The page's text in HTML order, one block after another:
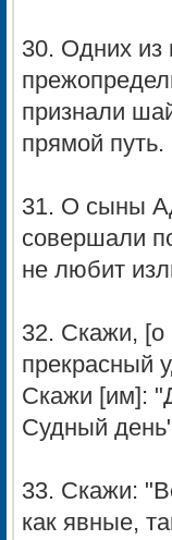
30. Одних из
признали
прямой путь.
31. О сыны
совершали
не любит
32. Скажи, [о
прекрасный
Скажи [им]:
Судный
33. Скажи:
как явные,